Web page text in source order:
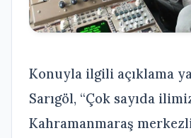
Konuyla ilgili açıklama
Sarıgöl, “Çok sayıda
Kahramanmaraş